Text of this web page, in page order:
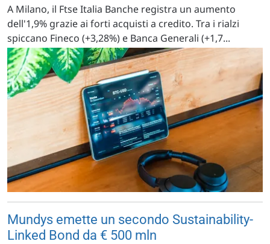
A Milano, il Ftse Italia Banche registra un aumento
dell'1,9% grazie ai forti acquisti a credito. Tra i rialzi
spiccano Fineco (+3,28%) e Banca Generali (+1,7...
Mundys emette un secondo Sustainability-
Linked Bond da € 500 mln